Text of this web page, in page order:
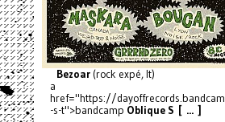
Bezoar(rock expé, It)
a
href="https://
-s-t">bandcamp Oblique S [ ... ]